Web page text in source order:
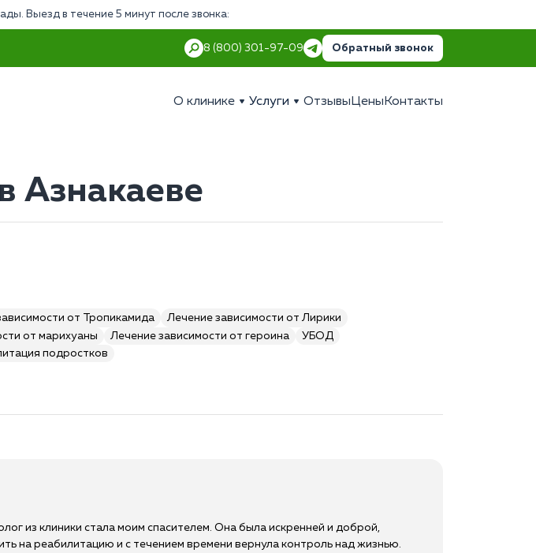
Выезд в течение 5 минут после звонка:
8 (800) 301-97-09 Обратный звонок
О клинике Услуги Отзывы Цены Контакты
Азнакаеве
от Тропикамида
Лечение зависимости от Лирики
от марихуаны Лечение зависимости от героина
УБОД
подростков
из клиники стала моим спасителем. Она была искренней и доброй,
на реабилитацию и с течением времени вернула контроль над жизнью.